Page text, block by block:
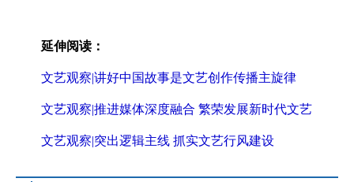
延伸阅读：
文艺观察|讲好中国故事是文艺创作传播主旋律
文艺观察|推进媒体深度融合 繁荣发展新时代文艺
文艺观察|突出逻辑主线 抓实文艺行风建设